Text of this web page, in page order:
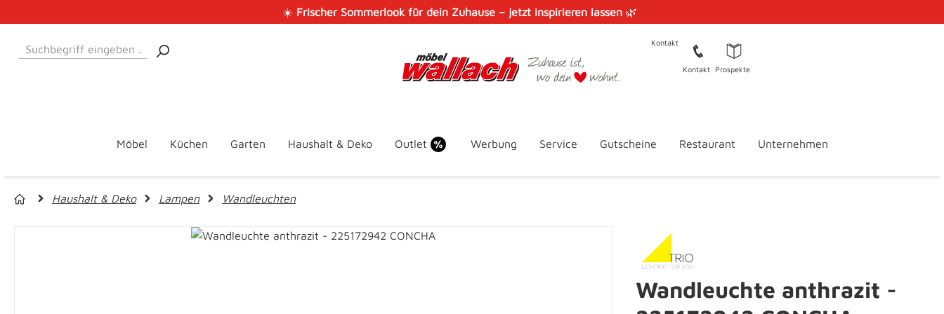
☀️ Frischer Sommerlook für dein Zuhause – jetzt inspirieren lassen 🌿
Kontakt
Kontakt Prospekte
Möbel Küchen Garten Haushalt & Deko Outlet Werbung Service Gutscheine Restaurant Unternehmen
Haushalt & Deko Lampen Wandleuchten
Wandleuchte anthrazit -